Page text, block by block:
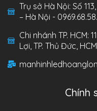
Trụ sở Hà Nội: Số
– Hà Nội -
Chi nhánh TP. HCM:
Lợi, TP. Thủ Đức,
Chính